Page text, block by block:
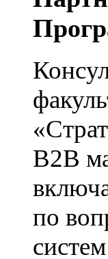
B2B
по